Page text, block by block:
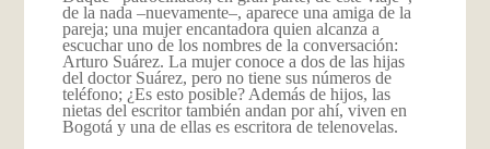
de la nada –nuevamente–, aparece una amiga de la
pareja; una mujer encantadora quien alcanza a
escuchar uno de los nombres de la conversación:
Arturo Suárez. La mujer conoce a dos de las hijas
del doctor Suárez, pero no tiene sus números de
teléfono; ¿Es esto posible? Además de hijos, las
nietas del escritor también andan por ahí, viven en
Bogotá y una de ellas es escritora de telenovelas.